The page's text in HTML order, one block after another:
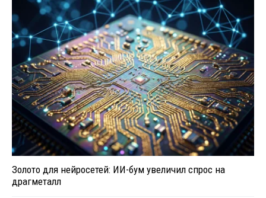
Золото для нейросетей: ИИ-бум увеличил спрос на
драгметалл